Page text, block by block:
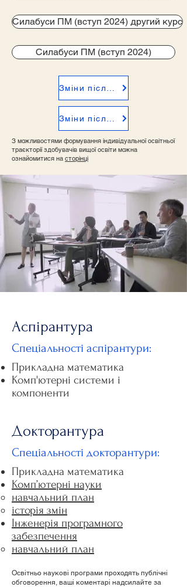
Силабуси ПМ (вступ 2024) другий курс
Силабуси ПМ (вступ 2024)
З можливостями формування індивідуальної освітньої
траєкторії здобувачів вищої освіти можна
ознайомитися на сторінці
Аспірантура
Спеціальності аспірантури:
Прикладна математика
Комп'ютерні системи і
компоненти
Докторантура
Спеціальності докторантури:
Прикладна математика
Комп’ютерні науки
навчальний план
історія змін
Інженерія програмного
забезпечення
навчальний план​
Освітньо наукові програми проходять публічні
обговорення, ваші коментарі надсилайте за